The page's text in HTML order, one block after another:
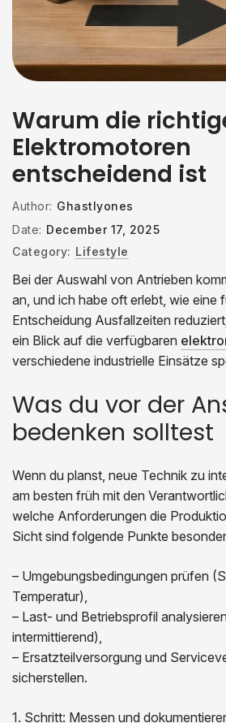
Warum die
Elektromotoren
entscheidend ist
Author: Ghastlyones
Date: December 17, 2025
Category: Lifestyle
Bei der Auswahl von Antrieben
an, und ich habe oft erlebt, wie eine
Entscheidung Ausfallzeiten
ein Blick auf die verfügbaren
verschiedene industrielle Einsätze
Was du vor der
bedenken solltest
Wenn du planst, neue Technik zu
am besten früh mit den
welche Anforderungen die
Sicht sind folgende Punkte
– Umgebungsbedingungen prüfen
Temperatur),
– Last- und Betriebsprofil
intermittierend),
– Ersatzteilversorgung und
sicherstellen.
1. Schritt: Messen und